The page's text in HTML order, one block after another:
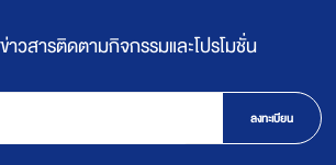
าวสารติดตามกิจกรรมและโปรโมชั่น
ลงทะเบียน